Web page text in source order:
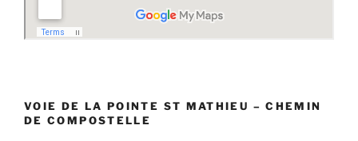
VOIE DE LA POINTE ST MATHIEU – CHEMIN
DE COMPOSTELLE